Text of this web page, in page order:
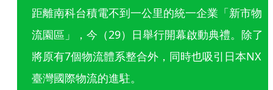
距離南科台積電不到一公里的統一企業「新市物
流園區」，今（29）日舉行開幕啟動典禮。除了
將原有7個物流體系整合外，同時也吸引日本NX
臺灣國際物流的進駐。